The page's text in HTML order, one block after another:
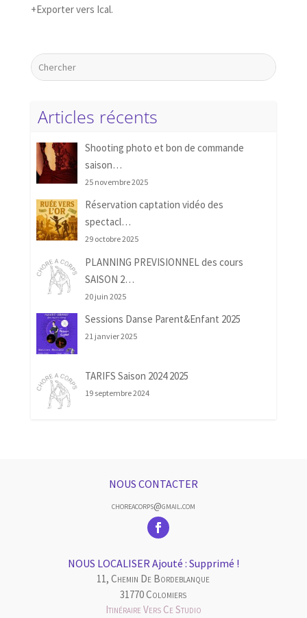
+Exporter vers Ical.
Articles récents
Shooting photo et bon de commande
saison…
25 novembre 2025
Réservation captation vidéo des
spectacl…
29 octobre 2025
PLANNING PREVISIONNEL des cours
SAISON 2…
20 juin 2025
Sessions Danse Parent&Enfant 2025
21 janvier 2025
TARIFS Saison 2024 2025
19 septembre 2024
NOUS CONTACTER
choreacorps@gmail.com
NOUS LOCALISER Ajouté : Supprimé !
11, Chemin De Bordeblanque
31770 Colomiers
Itinéraire Vers Ce Studio